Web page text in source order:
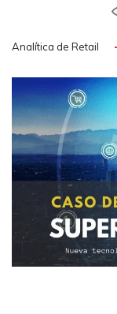
Analítica de Retail